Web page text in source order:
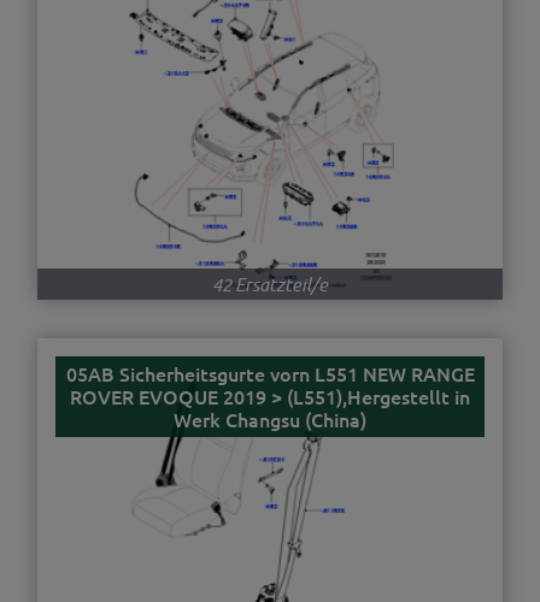
42 Ersatzteil/e
05AB Sicherheitsgurte vorn L551 NEW RANGE
ROVER EVOQUE 2019 > (L551),Hergestellt in
Werk Changsu (China)